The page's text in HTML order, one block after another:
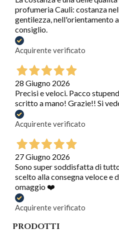
profumeria Cauli: costanza
gentilezza, nell'orientamento
consiglio.
Acquirente verificato
28 Giugno 2026
Precisi e veloci. Pacco
scritto a mano! Grazie!! Si
Acquirente verificato
27 Giugno 2026
Sono super soddisfatta di
scelto alla consegna veloce e
omaggio ❤️
Acquirente verificato
PRODOTTI